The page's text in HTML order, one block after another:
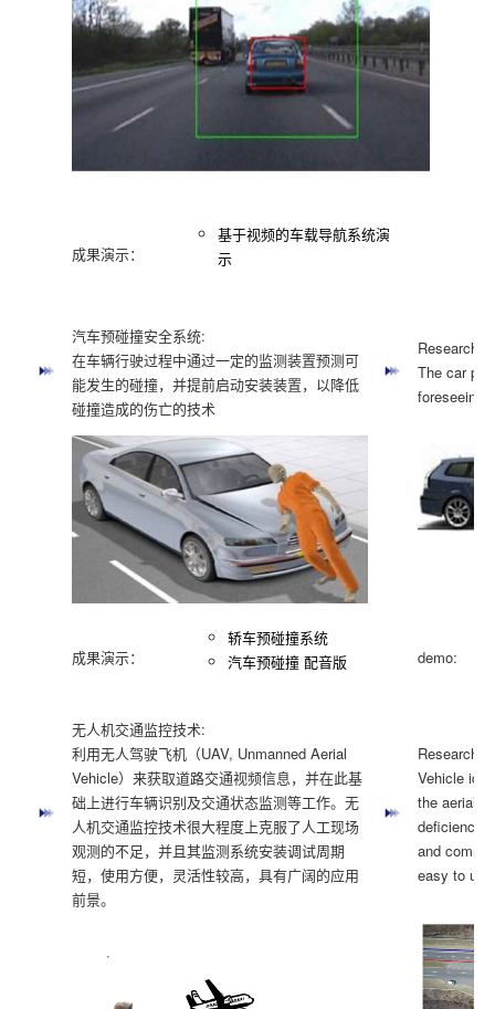
成果演示：
基于视频的车载导航系统演
示
汽车预碰撞安全系统:
在车辆行驶过程中通过一定的监测装置预测可
能发生的碰撞，并提前启动安装装置，以降低
碰撞造成的伤亡的技术
Research
The car
foreseeing
成果演示：
轿车预碰撞系统
汽车预碰撞 配音版
demo:
无人机交通监控技术:
利用无人驾驶飞机（UAV, Unmanned Aerial
Vehicle）来获取道路交通视频信息，并在此基
础上进行车辆识别及交通状态监测等工作。无
人机交通监控技术很大程度上克服了人工现场
观测的不足，并且其监测系统安装调试周期
短，使用方便，灵活性较高，具有广阔的应用
前景。
Research
Vehicle
the aerial
and
easy to